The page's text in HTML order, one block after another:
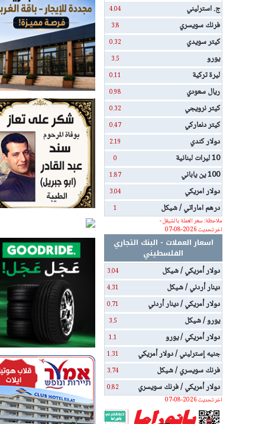
ج. استرليني 4.04
فرنك سويسري 3.8
كيتر سويدي 0.32
يورو 3.5
ليرة تركية 0.11
ريال سعودي 0.98
كيتر نرويجي 0.32
كيتر دنماركي 0.47
دولار كندي 2.19
10 ليرات لبنانية 0
100 ين ياباني 1.87
دولار امريكي 3.04
درهم اماراتي / شيكل
1
ملاحظة: سعر العملة بالشيقل -
اخر تحديث 2026-08-07
اسعار العملات - البنك التجاري
الفلسطيني
دولار أمريكي / شيكل
3.04
دينار أردني / شيكل 4.31
دولار أمريكي / دينار أردني 0.71
يورو / شيكل 3.5
دولار أمريكي / يورو 1.1
جنيه إسترليني / دولار أمريكي 1.31
فرنك سويسري / شيكل 3.74
دولار أمريكي / فرنك سويسري
0.82
اخر تحديث 2026-08-07